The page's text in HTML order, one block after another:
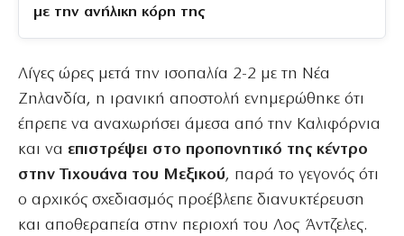
με την ανήλικη κόρη της
Λίγες ώρες μετά την ισοπαλία 2-2 με τη Νέα
Ζηλανδία, η ιρανική αποστολή ενημερώθηκε ότι
έπρεπε να αναχωρήσει άμεσα από την Καλιφόρνια
και να επιστρέψει στο προπονητικό της κέντρο
στην Τιχουάνα του Μεξικού, παρά το γεγονός ότι
ο αρχικός σχεδιασμός προέβλεπε διανυκτέρευση
και αποθεραπεία στην περιοχή του Λος Άντζελες.